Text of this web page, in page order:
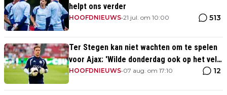
helpt ons verder
HOOFDNIEUWS•21 jul. om 10:00 513
Ter Stegen kan niet wachten om te spelen
voor Ajax: 'Wilde donderdag ook op het veld
staan'
HOOFDNIEUWS•07 aug. om 17:10 12